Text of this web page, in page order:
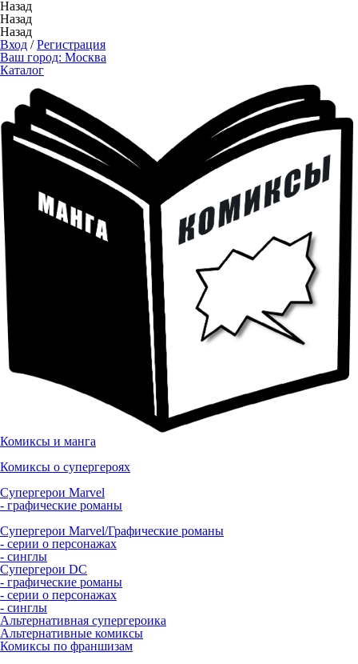
Назад
Назад
Назад
Вход /Регистрация
Ваш город: Москва
Каталог
Комиксы и манга
Комиксы о супергероях
Супергерои Marvel
- графические романы
Супергерои Marvel/Графические романы
- серии о персонажах
- синглы
Супергерои DC
- графические романы
- серии о персонажах
- синглы
Альтернативная супергероика
Альтернативные комиксы
Комиксы по франшизам